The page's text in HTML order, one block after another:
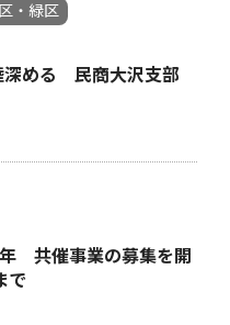
・緑区
深める 民商大沢支部
共催事業の募集を開
で